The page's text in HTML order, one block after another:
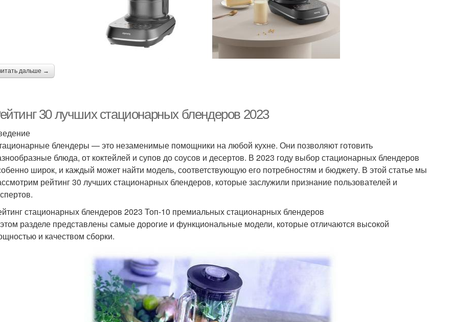
дальше →
30 лучших стационарных блендеров 2023
блендеры — это незаменимые помощники на любой кухне. Они позволяют готовить
блюда, от коктейлей и супов до соусов и десертов. В 2023 году выбор стационарных блендеров
широк, и каждый может найти модель, соответствующую его потребностям и бюджету. В этой статье мы
рейтинг 30 лучших стационарных блендеров, которые заслужили признание пользователей и
стационарных блендеров 2023 Топ-10 премиальных стационарных блендеров
разделе представлены самые дорогие и функциональные модели, которые отличаются высокой
и качеством сборки.